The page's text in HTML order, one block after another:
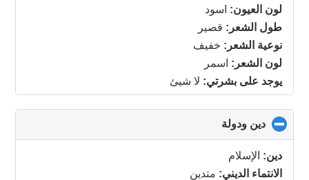
لون العيون: اسود
طول الشعر: قصير
نوعية الشعر: خفيف
لون الشعر: اسمر
يوجد على بشرتي: لا شيئ
دين ودولة
to
دين: الإسلام
الانتماء الديني: متدين